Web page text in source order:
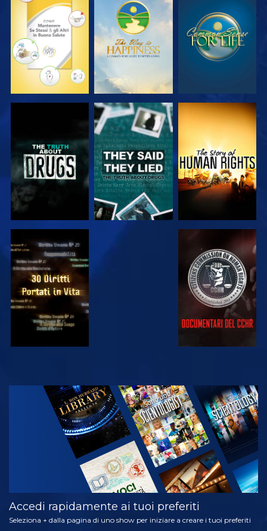
GUARDA GUARDA GUARDA
GUARDA GUARDA
GUARDA GUARDA
GUARDA
ESPLORA LE
SERIE
Accedi rapidamente ai tuoi preferiti
Seleziona + dalla pagina di uno show per iniziare a creare i tuoi preferiti